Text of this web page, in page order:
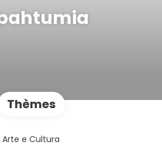
Thèmes
Arte e Cultura